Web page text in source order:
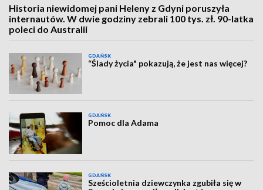
Historia niewidomej pani Heleny z Gdyni poruszyła
internautów. W dwie godziny zebrali 100 tys. zł. 90-latka
poleci do Australii
GDAŃSK
“Ślady życia" pokazują, że jest nas więcej?
GDAŃSK
Pomoc dla Adama
GDAŃSK
Sześcioletnia dziewczynka zgubiła się w